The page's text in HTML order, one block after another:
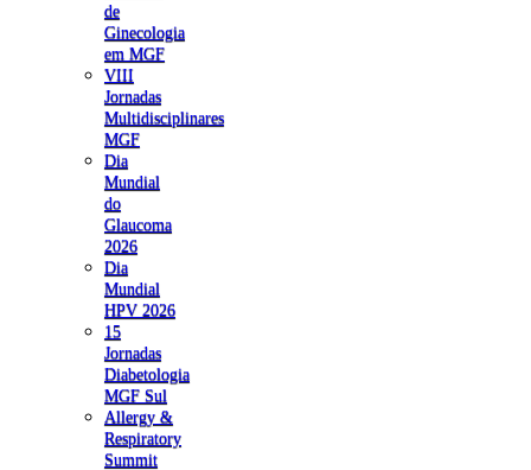
de
Ginecologia
em MGF
VIII
Jornadas
Multidisciplinares
MGF
Dia
Mundial
do
Glaucoma
2026
Dia
Mundial
HPV 2026
15
Jornadas
Diabetologia
MGF Sul
Allergy &
Respiratory
Summit